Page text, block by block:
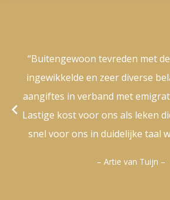
“Buitengewoon tevreden met
ingewikkelde en zeer diverse
aangiftes in verband met
Lastige kost voor ons als leken
snel voor ons in duidelijke taal
– Artie van Tuijn –